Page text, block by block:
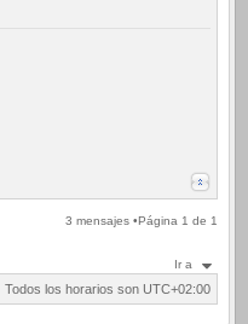
3 mensajes •Página 1 de 1
Ir a
Todos los horarios son UTC+02:00